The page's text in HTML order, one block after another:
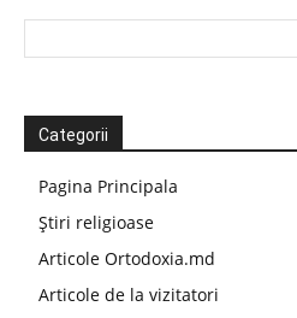
Categorii
Pagina Principala
Știri religioase
Articole Ortodoxia.md
Articole de la vizitatori